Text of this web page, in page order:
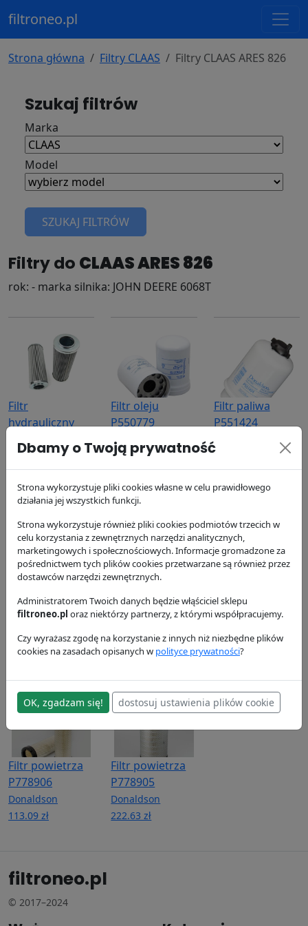
filtroneo.pl
Strona główna Filtry CLAAS Filtry CLAAS ARES 826
Szukaj filtrów
Marka
Model
SZUKAJ FILTRÓW
Filtry do CLAAS ARES 826
rok: - marka silnika: JOHN DEERE 6068T
Filtr
hydrauliczny
Donaldson
205.07 zł
Filtr oleju
P550779
Donaldson
63.74 zł
Filtr paliwa
P551424
Donaldson
99.52 zł
P551434
Donaldson
92.48 zł
Filtr paliwa
P552014
Donaldson
78.81 zł
hydrauliczny
P764259
Donaldson
341.93 zł
Filtr powietrza
P778906
Donaldson
113.09 zł
Filtr powietrza
P778905
Donaldson
222.63 zł
filtroneo.pl
© 2017–2024
Dbamy o Twoją prywatność
Strona wykorzystuje pliki cookies własne w celu prawidłowego
działania jej wszystkich funkcji.
Strona wykorzystuje również pliki cookies podmiotów trzecich w
celu korzystania z zewnętrznych narzędzi analitycznych,
marketingowych i społecznościowych. Informacje gromadzone za
pośrednictwem tych plików cookies przetwarzane są również przez
dostawców narzędzi zewnętrznych.
Administratorem Twoich danych będzie włąściciel sklepu
filtroneo.pl oraz niektórzy partnerzy, z którymi współpracujemy.
Czy wyrażasz zgodę na korzystanie z innych niż niezbędne plików
cookies na zasadach opisanych w polityce prywatności?
OK, zgadzam się! dostosuj ustawienia plików cookie